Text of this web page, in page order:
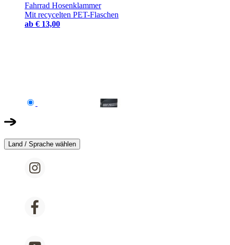
Fahrrad Hosenklammer
Mit recycelten PET-Flaschen
ab € 13,00
Land / Sprache wählen